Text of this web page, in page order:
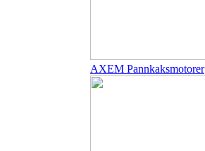
AXEM Pannkaksmotorer